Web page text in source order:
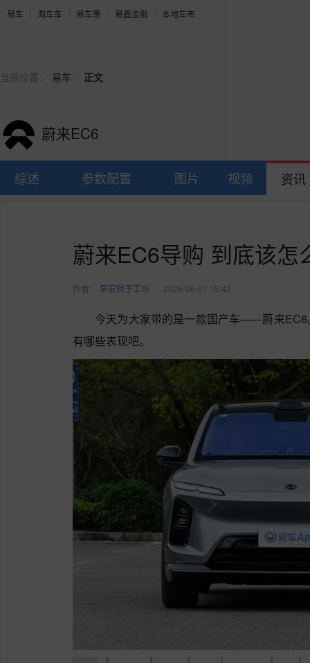
易车 淘车车 易车惠 易鑫金融 本地车市
当前位置： 易车 正文
蔚来EC6
综述 参数配置 图片 视频 资讯
蔚来EC6导购 到底该怎
作者： 早安院子工坊 2026-06-01 15:42
今天为大家带的是一款国产车——蔚来
有哪些表现吧。